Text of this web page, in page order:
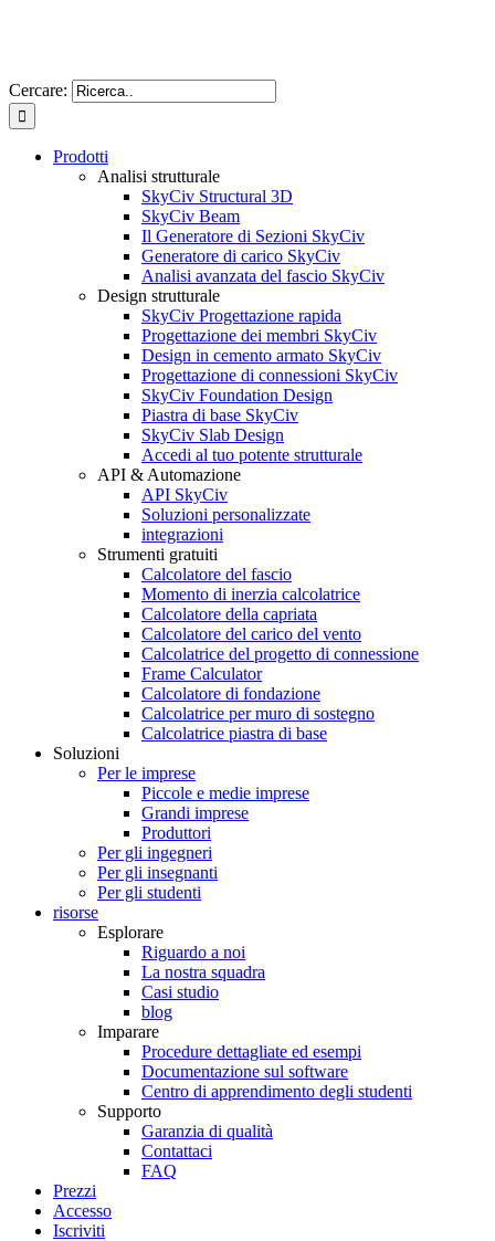
Cercare:
Prodotti
Analisi strutturale
SkyCiv Structural 3D
SkyCiv Beam
Il Generatore di Sezioni SkyCiv
Generatore di carico SkyCiv
Analisi avanzata del fascio SkyCiv
Design strutturale
SkyCiv Progettazione rapida
Progettazione dei membri SkyCiv
Design in cemento armato SkyCiv
Progettazione di connessioni SkyCiv
SkyCiv Foundation Design
Piastra di base SkyCiv
SkyCiv Slab Design
Accedi al tuo potente strutturale
API & Automazione
API SkyCiv
Soluzioni personalizzate
integrazioni
Strumenti gratuiti
Calcolatore del fascio
Momento di inerzia calcolatrice
Calcolatore della capriata
Calcolatore del carico del vento
Calcolatrice del progetto di connessione
Frame Calculator
Calcolatore di fondazione
Calcolatrice per muro di sostegno
Calcolatrice piastra di base
Soluzioni
Per le imprese
Piccole e medie imprese
Grandi imprese
Produttori
Per gli ingegneri
Per gli insegnanti
Per gli studenti
risorse
Esplorare
Riguardo a noi
La nostra squadra
Casi studio
blog
Imparare
Procedure dettagliate ed esempi
Documentazione sul software
Centro di apprendimento degli studenti
Supporto
Garanzia di qualità
Contattaci
FAQ
Prezzi
Accesso
Iscriviti